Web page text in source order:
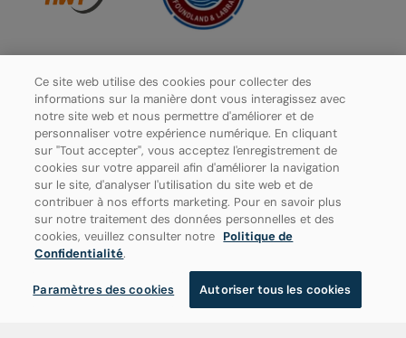
Politique de confidentialité
Ce site web utilise des cookies pour collecter des
informations sur la manière dont vous interagissez avec
notre site web et nous permettre d'améliorer et de
personnaliser votre expérience numérique. En cliquant
sur "Tout accepter", vous acceptez l'enregistrement de
cookies sur votre appareil afin d'améliorer la navigation
sur le site, d'analyser l'utilisation du site web et de
contribuer à nos efforts marketing. Pour en savoir plus
sur notre traitement des données personnelles et des
cookies, veuillez consulter notre Politique de
Confidentialité.
Paramètres des cookies Autoriser tous les cookies